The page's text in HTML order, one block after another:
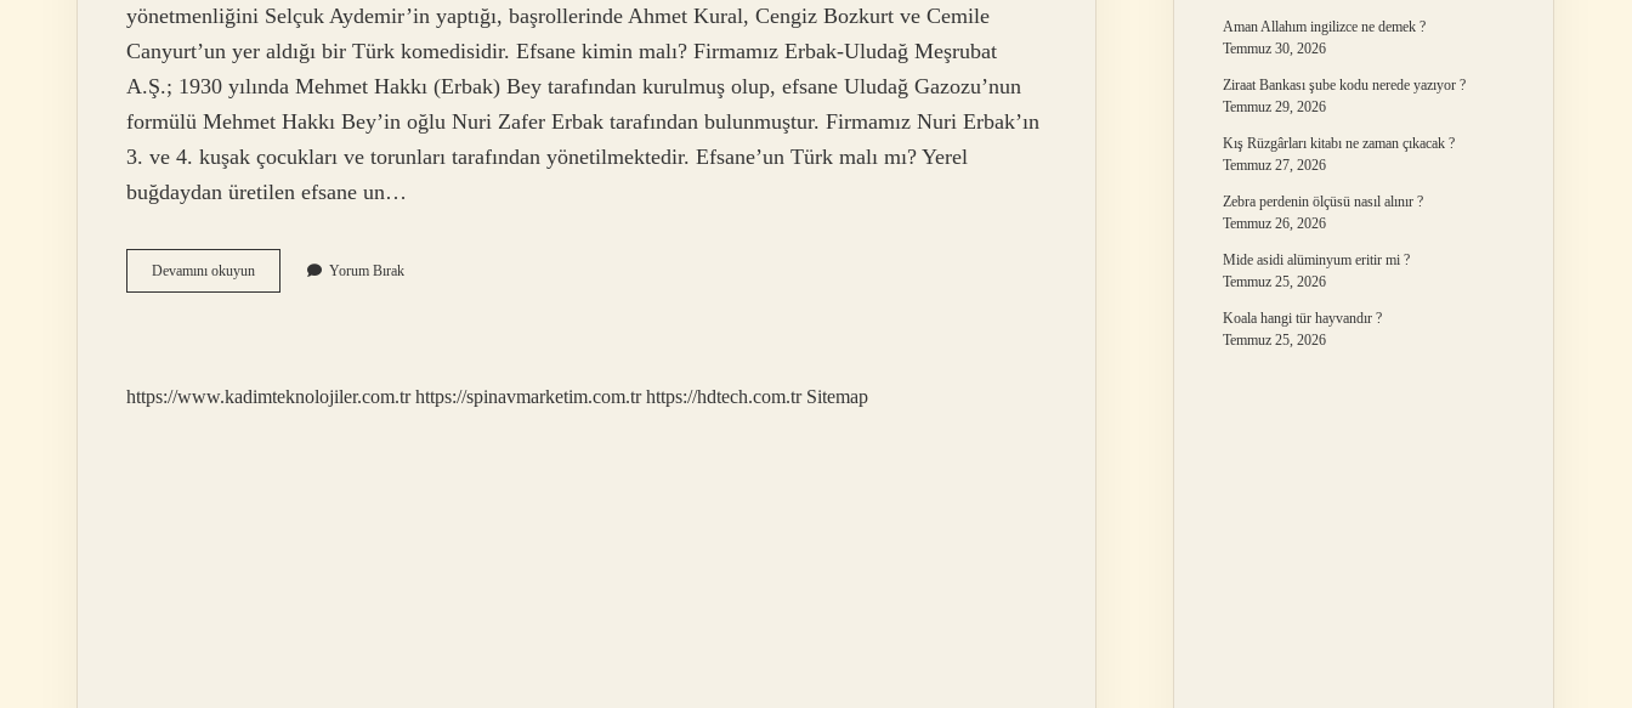
yönetmenliğini Selçuk Aydemir’in yaptığı, başrollerinde Ahmet Kural, Cengiz Bozkurt ve Cemile
Canyurt’un yer aldığı bir Türk komedisidir. Efsane kimin malı? Firmamız Erbak-Uludağ Meşrubat
A.Ş.; 1930 yılında Mehmet Hakkı (Erbak) Bey tarafından kurulmuş olup, efsane Uludağ Gazozu’nun
formülü Mehmet Hakkı Bey’in oğlu Nuri Zafer Erbak tarafından bulunmuştur. Firmamız Nuri Erbak’ın
3. ve 4. kuşak çocukları ve torunları tarafından yönetilmektedir. Efsane’un Türk malı mı? Yerel
buğdaydan üretilen efsane un…
Devamını okuyunEfsane
Pirinç
Yorum Bırak
https://www.kadimteknolojiler.com.tr https://spinavmarketim.com.tr https://hdtech.com.tr Sitemap
Aman Allahım ingilizce ne demek ?
Temmuz 30, 2026
Ziraat Bankası şube kodu nerede yazıyor ?
Temmuz 29, 2026
Kış Rüzgârları kitabı ne zaman çıkacak ?
Temmuz 27, 2026
Zebra perdenin ölçüsü nasıl alınır ?
Temmuz 26, 2026
Mide asidi alüminyum eritir mi ?
Temmuz 25, 2026
Koala hangi tür hayvandır ?
Temmuz 25, 2026